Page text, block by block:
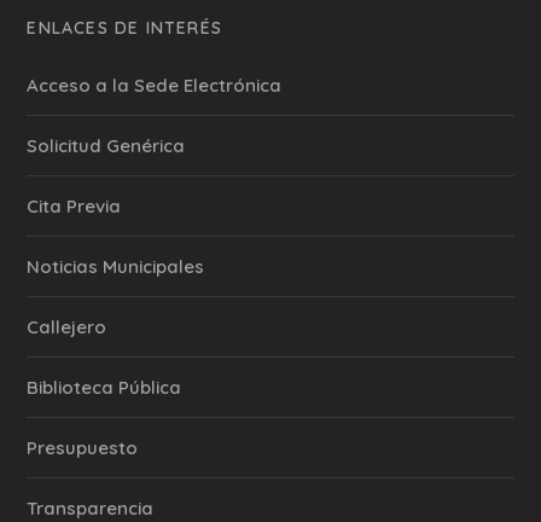
ENLACES DE INTERÉS
Acceso a la Sede Electrónica
Solicitud Genérica
Cita Previa
‎Noticias Municipales
Callejero
Biblioteca Pública
Presupuesto
Transparencia